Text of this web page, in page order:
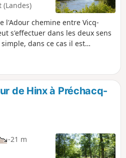
(Landes)
l'Adour chemine entre Vicq-
s'effectuer dans les deux sens
dans ce cas il est
de Hinx à Préchacq-
-21 m